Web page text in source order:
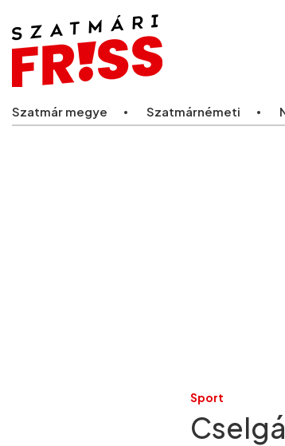
Szatmár megye Szatmárnémeti
Sport